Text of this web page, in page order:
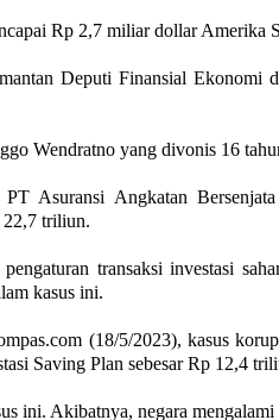
Rp 2,7 miliar dollar Amerika
Deputi Finansial Ekonomi
Wendratno yang divonis 16
Asuransi Angkatan Bersenjata
22,7 triliun.
transaksi investasi
kasus ini.
(18/5/2023), kasus
Saving Plan sebesar Rp 12,4
ini. Akibatnya, negara